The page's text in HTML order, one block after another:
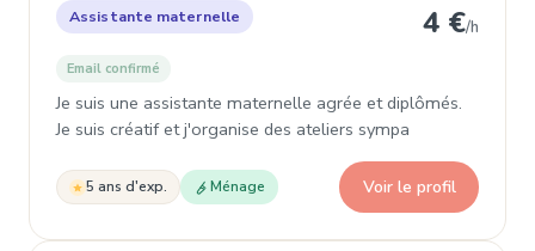
Assistante maternelle 4 €/h
Email confirmé
Je suis une assistante maternelle agrée et diplômés.
Je suis créatif et j'organise des ateliers sympa
5 ans d'exp. Ménage Voir le profil